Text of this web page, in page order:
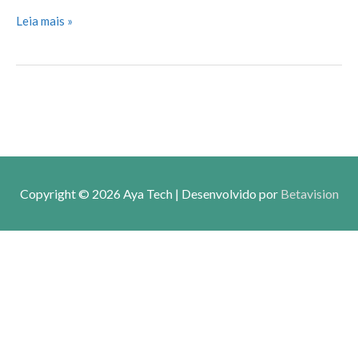
Leia mais »
Copyright © 2026 Aya Tech| Desenvolvido por Betavision